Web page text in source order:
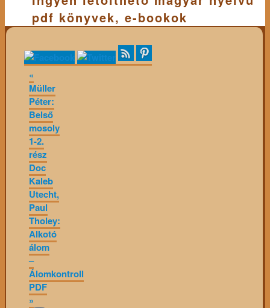
pdf könyvek, e-bookok
«
Müller
Péter:
Belső
mosoly
1-2.
rész
Doc
Kaleb
Utecht,
Paul
Tholey:
Alkotó
álom
–
Álomkontroll
PDF
»